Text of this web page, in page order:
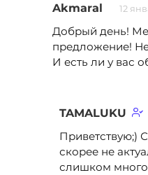
Akmaral 12
Добрый день!
предложение!
И есть ли у вас
TAMALUKU
Приветствую;)
скорее не
слишком много